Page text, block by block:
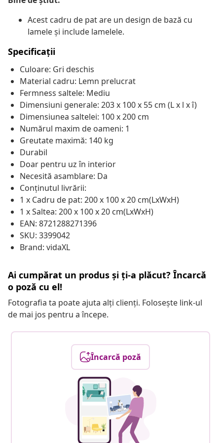
Acest cadru de pat are un design de bază cu
lamele și include lamelele.
Specificații
Culoare: Gri deschis
Material cadru: Lemn prelucrat
Fermness saltele: Mediu
Dimensiuni generale: 203 x 100 x 55 cm (L x l x î)
Dimensiunea saltelei: 100 x 200 cm
Numărul maxim de oameni: 1
Greutate maximă: 140 kg
Durabil
Doar pentru uz în interior
Necesită asamblare: Da
Conținutul livrării:
1 x Cadru de pat: 200 x 100 x 20 cm(LxWxH)
1 x Saltea: 200 x 100 x 20 cm(LxWxH)
EAN: 8721288271396
SKU: 3399042
Brand: vidaXL
Ai cumpărat un produs și ți-a plăcut? Încarcă
o poză cu el!
Fotografia ta poate ajuta alți clienți. Folosește link-ul
de mai jos pentru a începe.
Încarcă poză